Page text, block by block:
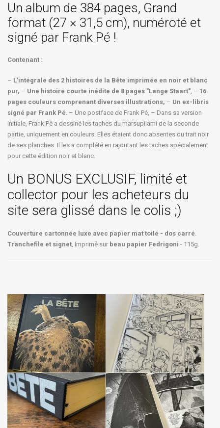
Un album de 384 pages, Grand
format (27 × 31,5 cm), numéroté et
signé par Frank Pé !
Contenant :
– L'intégrale des 2 histoires de la Bête imprimée en noir et blanc
pur, – Une histoire courte inédite de 8 pages "Lange Staart", – 16
pages couleurs comprenant diverses illustrations, – Un ex-libris
signé par Frank Pé. – Une postface de Frank Pé, – Dans sa version
initiale, Frank Pé a dessiné les taches du marsupilami de la seconde
partie, uniquement en couleurs. Elles étaient donc absentes du trait noir
de ses planches. Il les a complété en rajoutant les taches spécialement
pour cette édition noir et blanc.
Un BONUS EXCLUSIF, limité et
collector pour les acheteurs du
site sera glissé dans le colis ;)
Couverture cartonnée luxe avec papier mat toilé - dos carré.
Tranchefile et signet, Imprimé sur beau papier Fedrigoni - 115g.